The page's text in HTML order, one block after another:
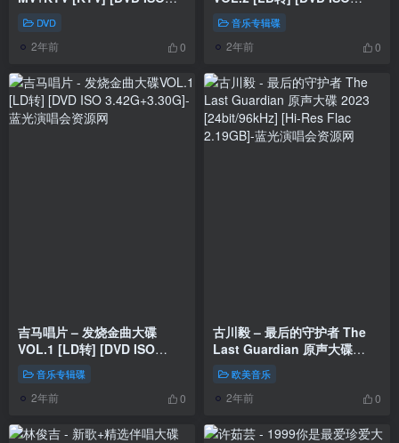
DVD
2年前 0
3.19G+3.30G]
音乐专辑碟
2年前 0
吉马唱片 – 发烧金曲大碟
VOL.1 [LD转] [DVD ISO
3.42G+3.30G]
音乐专辑碟
2年前 0
古川毅 – 最后的守护者 The
Last Guardian 原声大碟
2023 [24bit/96kHz] [Hi-Res
Flac 2.19GB]
欧美音乐
2年前 0